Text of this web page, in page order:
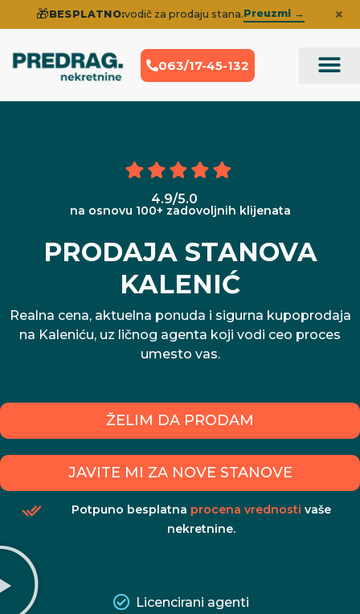
🎁BESPLATNO:vodič za prodaju stana.Preuzmi → ×
063/17-45-132
4.9/5.0
na osnovu 100+ zadovoljnih klijenata
PRODAJA STANOVA
KALENIĆ
Realna cena, aktuelna ponuda i sigurna kupoprodaja
na Kaleniću, uz ličnog agenta koji vodi ceo proces
umesto vas.
ŽELIM DA PRODAM
JAVITE MI ZA NOVE STANOVE
Potpuno besplatna procena vrednosti vaše
nekretnine.
Licencirani agenti